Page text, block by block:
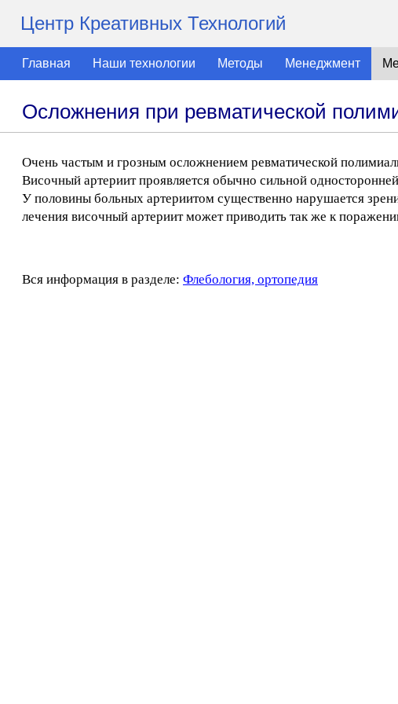
Центр Креативных Технологий
Главная Наши технологии Методы Менеджмент
Осложнения при ревматической
Очень частым и грозным осложнением ревматической
Височный артериит проявляется обычно сильной
У половины больных артериитом существенно нарушается
лечения височный артериит может приводить так же к
Вся информация в разделе: Флебология, ортопедия